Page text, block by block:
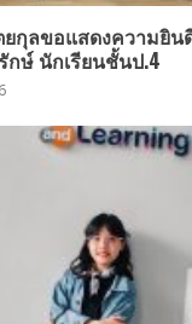
ยกุลขอแสดงความยิ
กษ์ นักเรียนชั้นป.4